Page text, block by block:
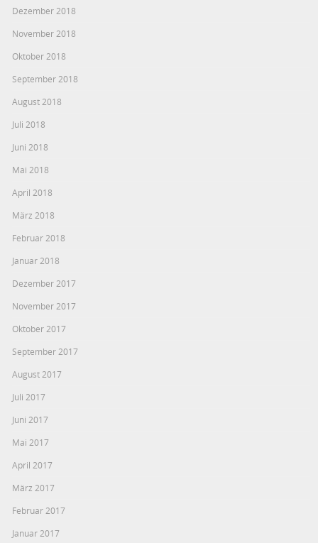
Dezember 2018
November 2018
Oktober 2018
September 2018
August 2018
Juli 2018
Juni 2018
Mai 2018
April 2018
März 2018
Februar 2018
Januar 2018
Dezember 2017
November 2017
Oktober 2017
September 2017
August 2017
Juli 2017
Juni 2017
Mai 2017
April 2017
März 2017
Februar 2017
Januar 2017